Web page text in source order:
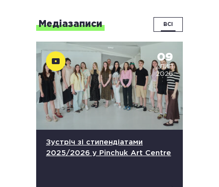
Медіазаписи ВСІ
09
/ЛИП
2026
Зустріч зі стипендіатами
2025/2026 у Pinchuk Art Centre